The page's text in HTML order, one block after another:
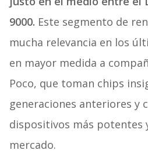
9000. Este segmento de
mucha relevancia en los
en mayor medida a
Poco, que toman chips
generaciones anteriores y
dispositivos más potentes
mercado.